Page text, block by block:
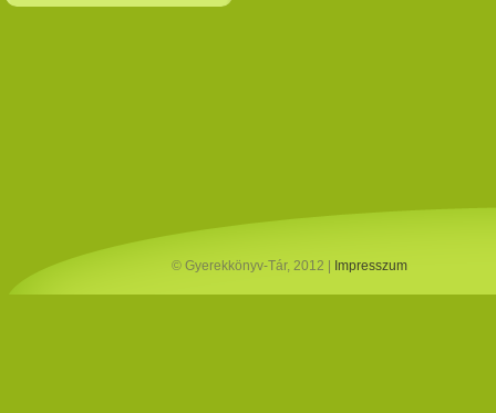
© Gyerekkönyv-Tár, 2012 | Impresszum